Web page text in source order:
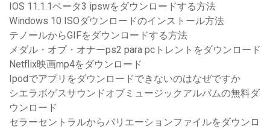
IOS 11.1.1ベータ3 ipswをダウンロードする方法
Windows 10 ISOダウンロードのインストール方法
テノールからGIFをダウンロードする方法
メダル・オブ・オナーps2 para pcトレントをダウンロード
Netflix映画mp4をダウンロード
Ipodでアプリをダウンロードできないのはなぜですか
シエラボゲスサウンドオブミュージックアルバムの無料ダ
ウンロード
セラーセントラルからバリエーションファイルをダウンロ